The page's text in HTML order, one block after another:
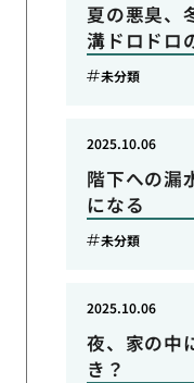
夏の悪臭、
溝ドロドロ
未分類
階下への漏
になる
2025.10.06
未分類
夜、家の中
き？
2025.10.06